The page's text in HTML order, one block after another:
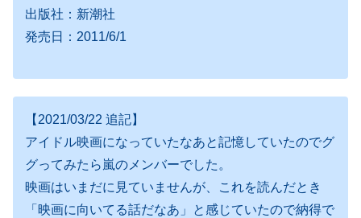
出版社：新潮社
発売日：2011/6/1
【2021/03/22 追記】
アイドル映画になっていたなあと記憶していたのでグ
グってみたら嵐のメンバーでした。
映画はいまだに見ていませんが、これを読んだとき
「映画に向いてる話だなあ」と感じていたので納得で